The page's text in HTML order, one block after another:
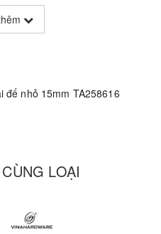
đế nhỏ 15mm TA258616
LOẠI